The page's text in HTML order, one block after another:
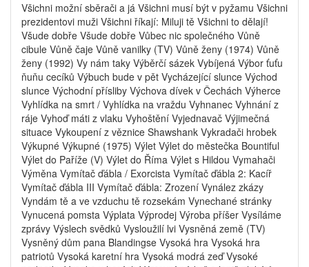
Všichni možní sběrači a já Všichni musí být v pyžamu Všichni
prezidentovi muži Všichni říkají: Miluji tě Všichni to dělají!
Všude dobře Všude dobře Vůbec nic společného Vůně
cibule Vůně čaje Vůně vanilky (TV) Vůně ženy (1974) Vůně
ženy (1992) Vy nám taky Výběrčí sázek Vybíjená Výbor ťuťu
ňuňu cecíků Výbuch bude v pět Vycházející slunce Východ
slunce Východní přísliby Výchova dívek v Čechách Výherce
Vyhlídka na smrt / Vyhlídka na vraždu Vyhnanec Vyhnání z
ráje Vyhoď máti z vlaku Vyhoštění Vyjednavač Výjimečná
situace Vykoupení z věznice Shawshank Vykradači hrobek
Výkupné Výkupné (1975) Výlet Výlet do městečka Bountiful
Výlet do Paříže (V) Výlet do Říma Výlet s Hildou Vymahači
Výměna Vymítač ďábla / Exorcista Vymítač ďábla 2: Kacíř
Vymítač ďábla III Vymítač ďábla: Zrození Vynález zkázy
Vyndám tě a ve vzduchu tě rozsekám Vynechané stránky
Vynucená pomsta Výplata Výprodej Výroba příšer Vysíláme
zprávy Výslech svědků Vysloužilí lvi Vysněná země (TV)
Vysněný dům pana Blandingse Vysoká hra Vysoká hra
patriotů Vysoká karetní hra Vysoká modrá zeď Vysoké